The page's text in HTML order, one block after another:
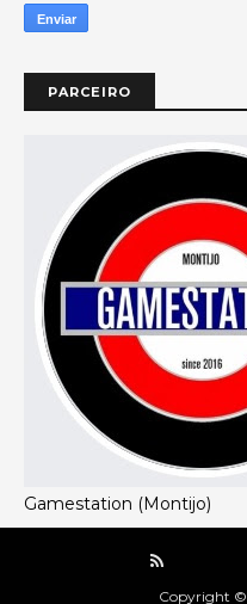
PARCEIRO
Gamestation (Montijo)
Copyright ©